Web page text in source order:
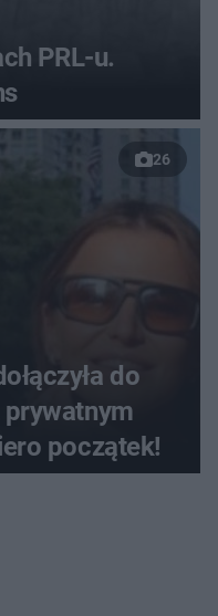
PRL-u.
26
do
prywatnym
początek!